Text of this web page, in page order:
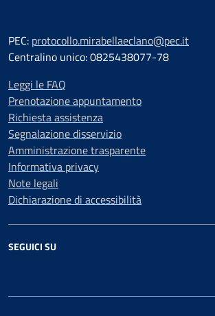
PEC: protocollo.mirabellaeclano@pec.it
Centralino unico: 0825438077-78
Leggi le FAQ
Prenotazione appuntamento
Richiesta assistenza
Segnalazione disservizio
Amministrazione trasparente
Informativa privacy
Note legali
Dichiarazione di accessibilità
SEGUICI SU